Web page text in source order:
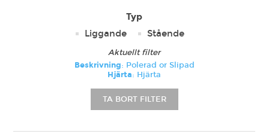
Typ
Liggande
Stående
Aktuellt filter
Beskrivning: Polerad or Slipad
Hjärta: Hjärta
TA BORT FILTER